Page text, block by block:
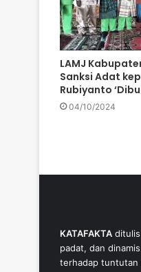
LAMJ
Sanksi Adat
Rubiyanto
04/10/2024
KATAFAKTA
padat, dan
terhadap tuntutan